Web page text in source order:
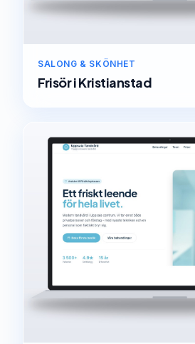
SALONG & SKÖNHET
FrisöriKristianstad